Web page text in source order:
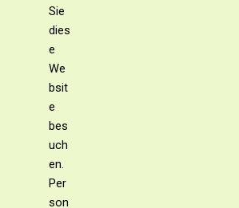
Sie
dies
e
We
bsit
e
bes
uch
en.
Per
son